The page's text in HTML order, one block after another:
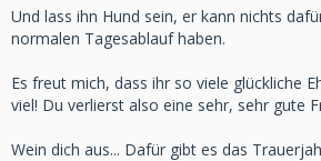
Und lass ihn Hund sein, er kann nichts
normalen Tagesablauf haben.
Es freut mich, dass ihr so viele glückliche
viel! Du verlierst also eine sehr, sehr gute
Wein dich aus... Dafür gibt es das